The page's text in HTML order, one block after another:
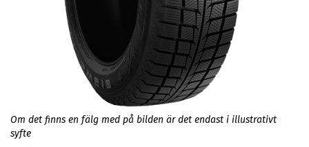
Om det finns en fälg med på bilden är det endast i illustrativt
syfte